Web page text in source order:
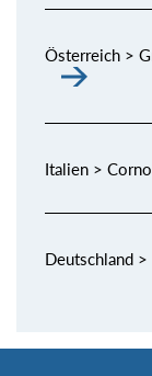
Österreich >
Italien >
Deutschland